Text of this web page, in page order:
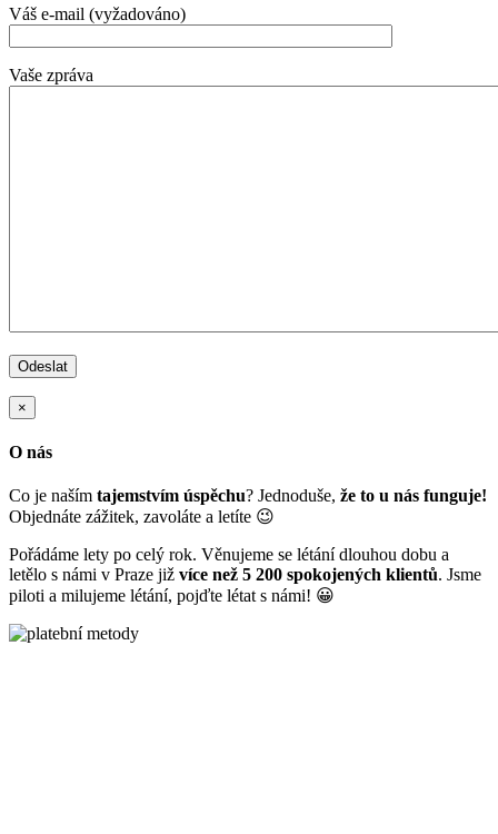
Váš e-mail (vyžadováno)
Vaše zpráva
×
O nás
Co je naším tajemstvím úspěchu? Jednoduše, že to u nás funguje!
Objednáte zážitek, zavoláte a letíte 😉
Pořádáme lety po celý rok. Věnujeme se létání dlouhou dobu a
letělo s námi v Praze již více než 5 200 spokojených klientů. Jsme
piloti a milujeme létání, pojďte létat s námi! 😀